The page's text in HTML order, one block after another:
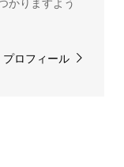
かりますよう
プロフィール